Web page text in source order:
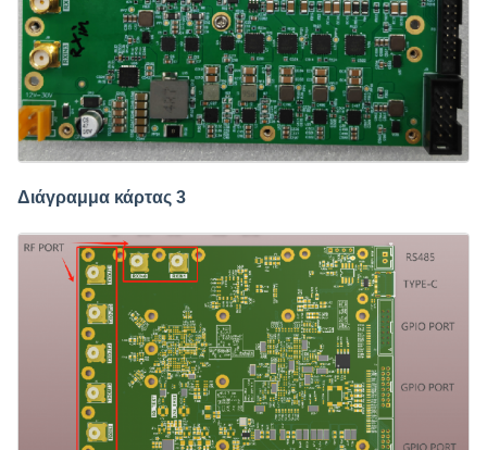
Διάγραμμα κάρτας 3